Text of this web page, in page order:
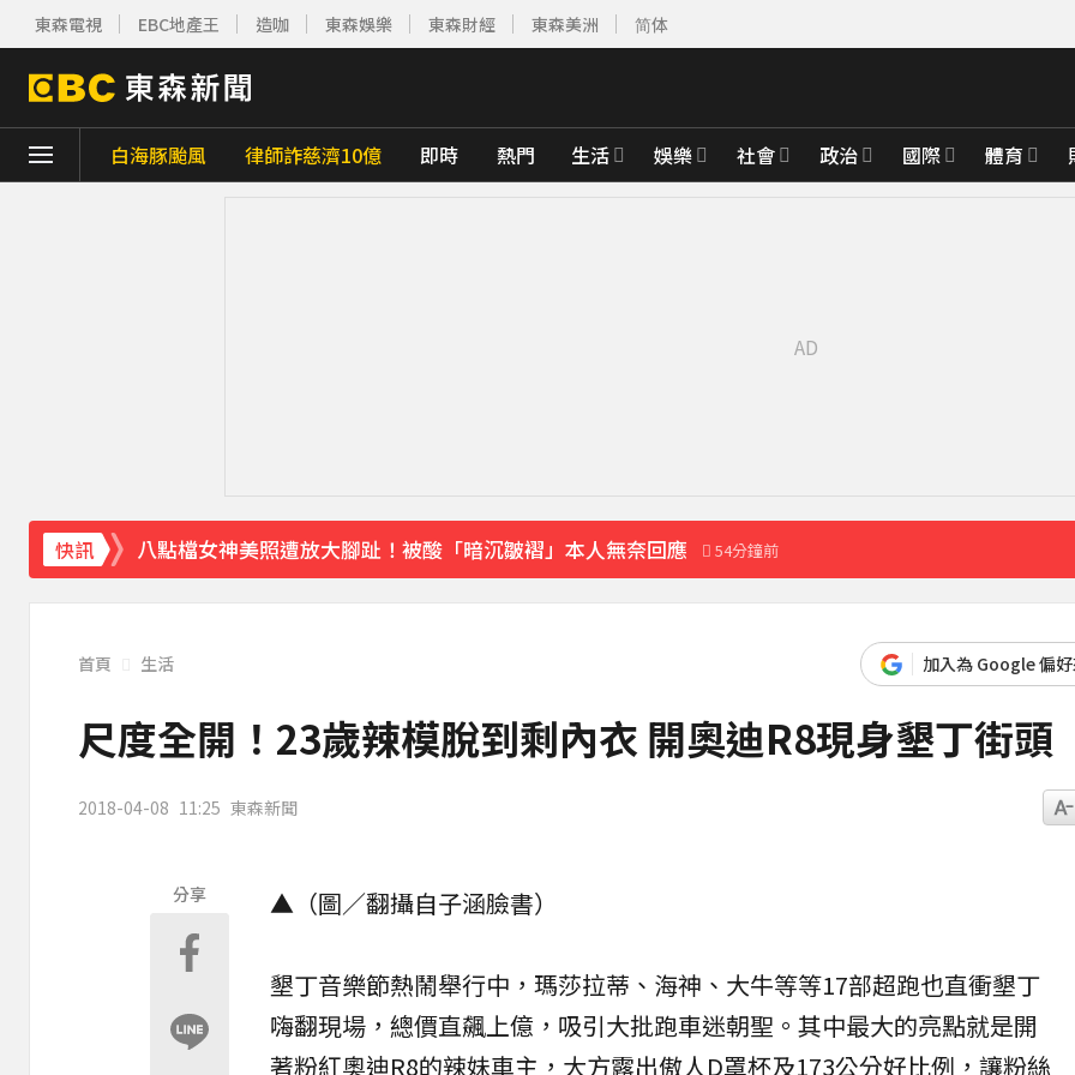
東森電視 EBC地產王 造咖 東森娛樂 東森財經 東森美洲 简体
白海豚颱風 律師詐慈濟10億 即時 熱門 生活 娛樂 社會 政治 國際 體育
快訊
八點檔女神美照遭放大腳趾！被酸「暗沉皺褶」本人無奈回應
54分鐘前
首頁 生活 加入為 Google 偏
尺度全開！23歲辣模脫到剩內衣 開奧迪R8現身墾丁街頭
2018-04-08 11:25 東森新聞
分享 ▲（圖／翻攝自子涵臉書）
墾丁音樂節熱鬧舉行中，瑪莎拉蒂、海神、大牛等等17部超跑也直衝墾丁
嗨翻現場，總價直飆上億，吸引大批跑車迷朝聖。其中最大的亮點就是開
著粉紅奧迪R8的辣妹車主，大方露出傲人D罩杯及173公分好比例，讓粉絲